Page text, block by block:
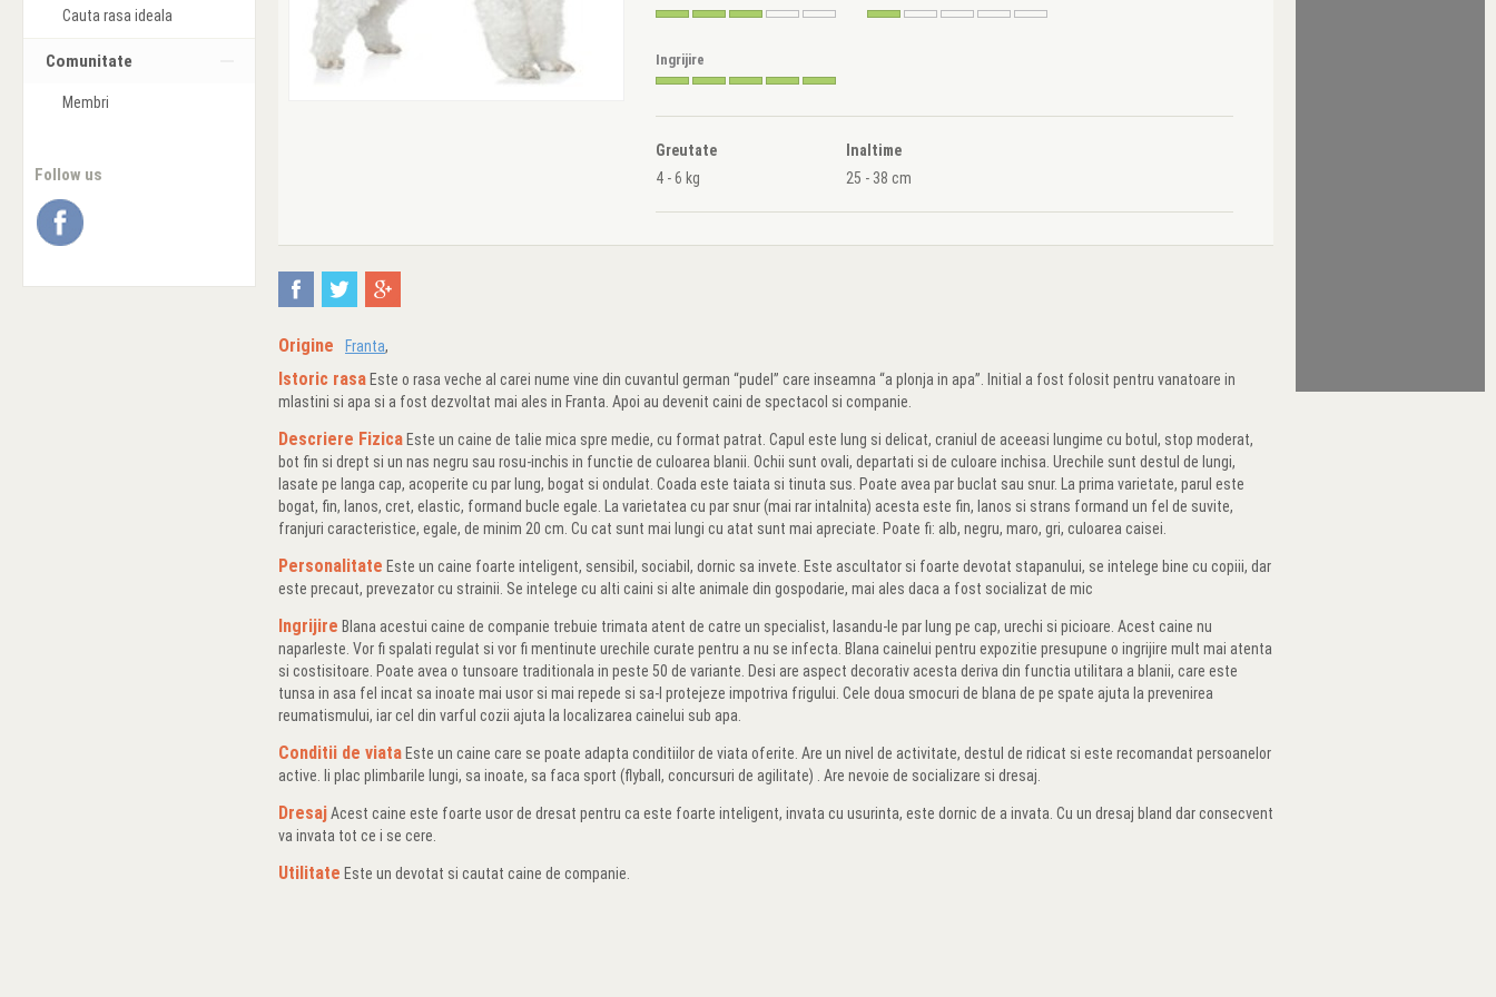
Cauta rasa ideala
Comunitate
Membri
Follow us
Ingrijire
Greutate
4 - 6 kg
Inaltime
25 - 38 cm
Origine Franta,
Istoric rasa Este o rasa veche al carei nume vine din cuvantul german “pudel” care inseamna “a plonja in apa”. Initial a fost folosit pentru vanatoare in
mlastini si apa si a fost dezvoltat mai ales in Franta. Apoi au devenit caini de spectacol si companie.
Descriere Fizica Este un caine de talie mica spre medie, cu format patrat. Capul este lung si delicat, craniul de aceeasi lungime cu botul, stop moderat,
bot fin si drept si un nas negru sau rosu-inchis in functie de culoarea blanii. Ochii sunt ovali, departati si de culoare inchisa. Urechile sunt destul de lungi,
lasate pe langa cap, acoperite cu par lung, bogat si ondulat. Coada este taiata si tinuta sus. Poate avea par buclat sau snur. La prima varietate, parul este
bogat, fin, lanos, cret, elastic, formand bucle egale. La varietatea cu par snur (mai rar intalnita) acesta este fin, lanos si strans formand un fel de suvite,
franjuri caracteristice, egale, de minim 20 cm. Cu cat sunt mai lungi cu atat sunt mai apreciate. Poate fi: alb, negru, maro, gri, culoarea caisei.
Personalitate Este un caine foarte inteligent, sensibil, sociabil, dornic sa invete. Este ascultator si foarte devotat stapanului, se intelege bine cu copiii, dar
este precaut, prevezator cu strainii. Se intelege cu alti caini si alte animale din gospodarie, mai ales daca a fost socializat de mic
Ingrijire Blana acestui caine de companie trebuie trimata atent de catre un specialist, lasandu-le par lung pe cap, urechi si picioare. Acest caine nu
naparleste. Vor fi spalati regulat si vor fi mentinute urechile curate pentru a nu se infecta. Blana cainelui pentru expozitie presupune o ingrijire mult mai atenta
si costisitoare. Poate avea o tunsoare traditionala in peste 50 de variante. Desi are aspect decorativ acesta deriva din functia utilitara a blanii, care este
tunsa in asa fel incat sa inoate mai usor si mai repede si sa-l protejeze impotriva frigului. Cele doua smocuri de blana de pe spate ajuta la prevenirea
reumatismului, iar cel din varful cozii ajuta la localizarea cainelui sub apa.
Conditii de viata Este un caine care se poate adapta conditiilor de viata oferite. Are un nivel de activitate, destul de ridicat si este recomandat persoanelor
active. Ii plac plimbarile lungi, sa inoate, sa faca sport (flyball, concursuri de agilitate) . Are nevoie de socializare si dresaj.
DresajAcest caine este foarte usor de dresat pentru ca este foarte inteligent, invata cu usurinta, este dornic de a invata. Cu un dresaj bland dar consecvent
va invata tot ce i se cere.
Utilitate Este un devotat si cautat caine de companie.